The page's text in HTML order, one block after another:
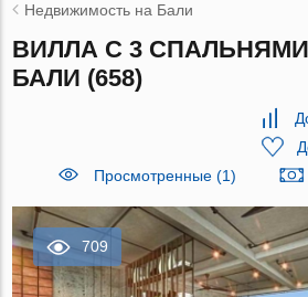
Недвижимость на Бали
ВИЛЛА С 3
БАЛИ (658)
Просмотренные (1)
709